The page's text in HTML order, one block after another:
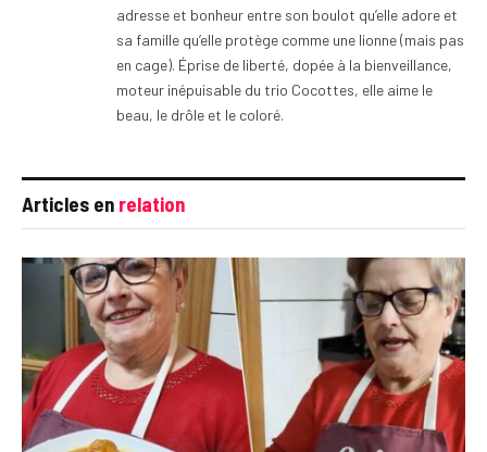
adresse et bonheur entre son boulot qu’elle adore et
sa famille qu’elle protège comme une lionne (mais pas
en cage). Éprise de liberté, dopée à la bienveillance,
moteur inépuisable du trio Cocottes, elle aime le
beau, le drôle et le coloré.
Articles en relation